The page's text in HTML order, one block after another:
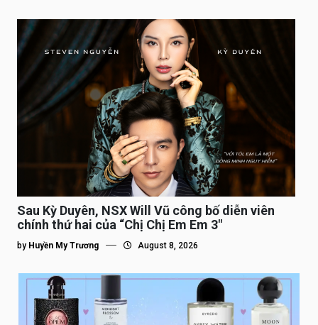
Sau Kỳ Duyên, NSX Will Vũ công bố diễn viên
chính thứ hai của “Chị Chị Em Em 3″
by Huyền My Trương August 8, 2026